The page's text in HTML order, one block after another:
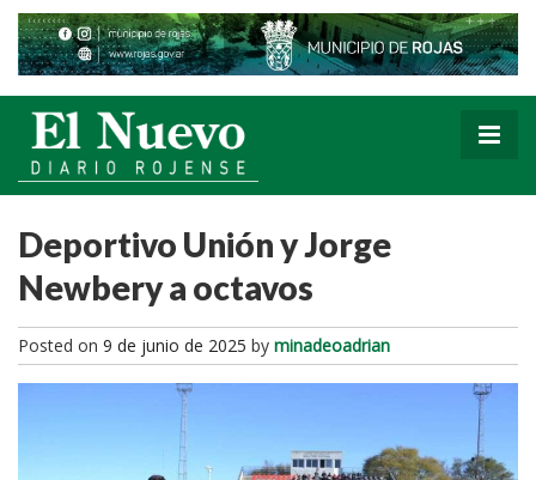
Deportivo Unión y Jorge
Newbery a octavos
Posted on 9 de junio de 2025 by minadeoadrian